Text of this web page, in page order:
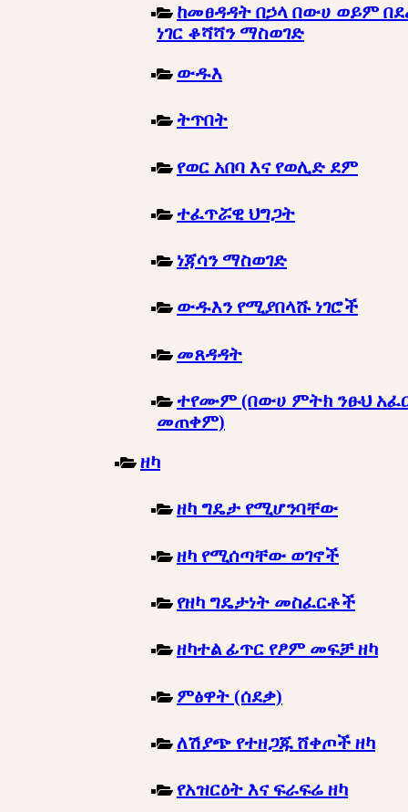
ከመፀዳዳት በኃላ በውሀ ወይም
ነገር ቆሻሻን ማስወገድ
ውዱእ
ትጥበት
የወር አበባ እና የወሊድ ደም
ተፈጥሯዊ ህግጋት
ነጃሳን ማስወገድ
ውዱእን የሚያበላሹ ነገሮች
መጸዳዳት
ተየሙም (በውሀ ምትክ ንፁህ
መጠቀም)
ዘካ
ዘካ ግዴታ የሚሆንባቸው
ዘካ የሚሰጣቸው ወገኖች
የዘካ ግዴታነት መስፈርቶች
ዘካተል ፊጥር የፆም መፍቻ ዘካ
ምፅዋት (ሰደቃ)
ለሽያጭ የተዘጋጁ ሸቀጦች ዘካ
የአዝርዕት እና ፍራፍሬ ዘካ